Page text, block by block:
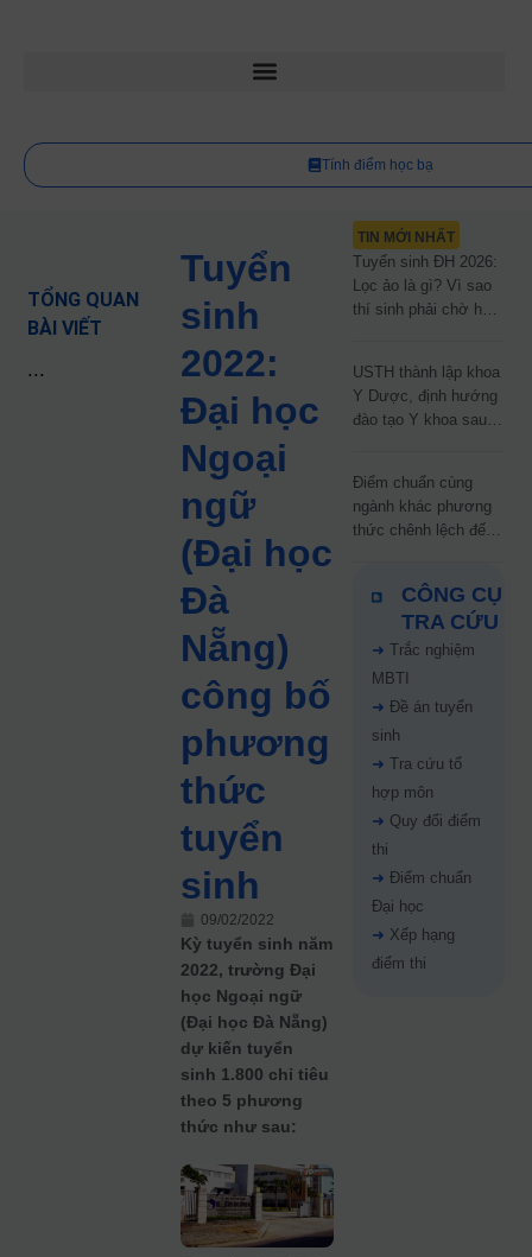
Tính điểm học bạ
TỔNG QUAN
BÀI VIẾT
...
Tuyển
sinh
2022:
Đại học
Ngoại
ngữ
(Đại học
Đà
Nẵng)
công bố
phương
thức
tuyển
sinh
09/02/2022
Kỳ tuyển sinh năm
2022, trường Đại
học Ngoại ngữ
(Đại học Đà Nẵng)
dự kiến tuyển
sinh 1.800 chỉ tiêu
theo 5 phương
thức như sau:
TIN MỚI NHẤT
Tuyển sinh ĐH 2026:
Lọc ảo là gì? Vì sao
thí sinh phải chờ hơn
USTH thành lập khoa
Y Dược, định hướng
đào tạo Y khoa sau
Điểm chuẩn cùng
ngành khác phương
thức chênh lệch đến
CÔNG CỤ
TRA CỨU
➜ Trắc nghiệm
MBTI
➜ Đề án tuyển
sinh
➜ Tra cứu tổ
hợp môn
➜ Quy đổi điểm
thi
➜ Điểm chuẩn
Đại học
➜ Xếp hạng
điểm thi